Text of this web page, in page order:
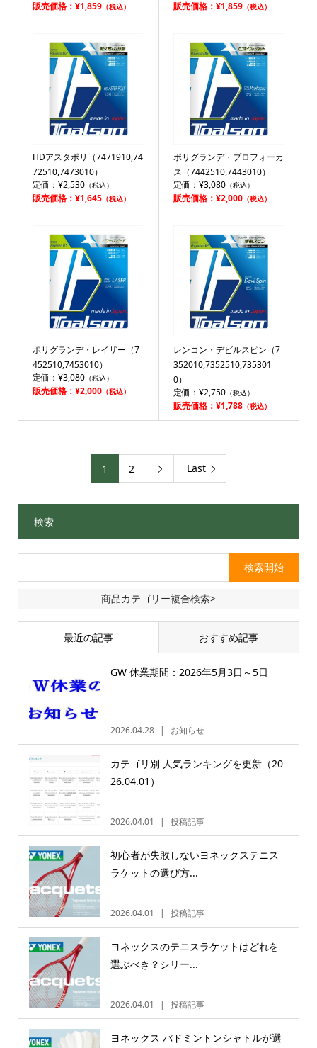
販売価格：¥1,859（税込） 販売価格：¥1,859（税込）
HDアスタポリ（7471910,74
72510,7473010）
定価：¥2,530（税込）
販売価格：¥1,645（税込）
ポリグランデ・プロフォーカ
ス（7442510,7443010）
定価：¥3,080（税込）
販売価格：¥2,000（税込）
ポリグランデ・レイザー（7
452510,7453010）
定価：¥3,080（税込）
販売価格：¥2,000（税込）
レンコン・デビルスピン（7
352010,7352510,735301
0）
定価：¥2,750（税込）
販売価格：¥1,788（税込）
1 2  Last
検索
商品カテゴリー複合検索>
最近の記事 おすすめ記事
GW 休業期間：2026年5月3日～5日
2026.04.28 お知らせ
カテゴリ別 人気ランキングを更新（20
26.04.01）
2026.04.01 投稿記事
初心者が失敗しないヨネックステニス
ラケットの選び方...
2026.04.01 投稿記事
ヨネックスのテニスラケットはどれを
選ぶべき？シリー...
2026.04.01 投稿記事
ヨネックス バドミントンシャトルが選